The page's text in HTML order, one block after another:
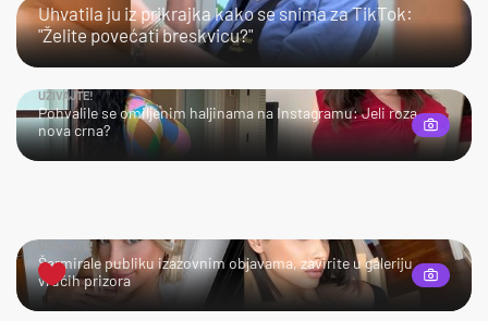
Uhvatila ju iz prikrajka kako se snima za TikTok:
"Želite povećati breskvicu?"
UŽIVAJTE!
Pohvalile se omiljenim haljinama na Instagramu: Jeli roza
nova crna?
UŽIVAJTE!
Šarmirale publiku izazovnim objavama, zavirite u galeriju
vrućih prizora